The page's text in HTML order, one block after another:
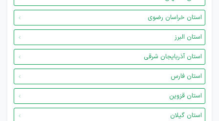
استان خراسان رضوی
استان البرز
استان آذربایجان شرقی
استان فارس
استان قزوین
استان گیلان